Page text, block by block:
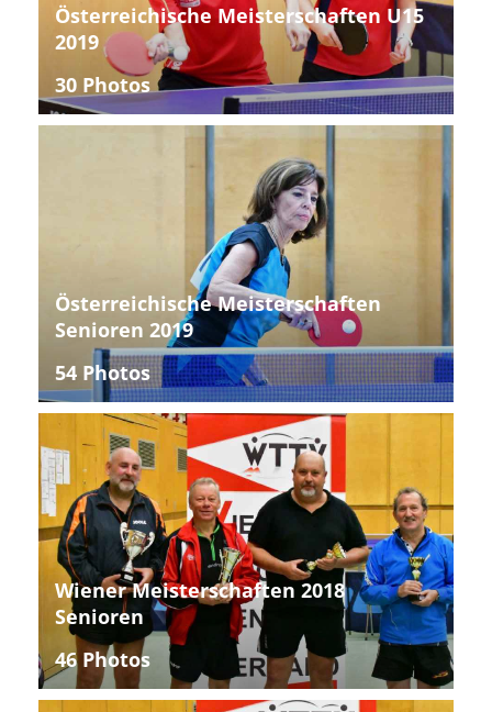
Österreichische Meisterschaften U15
2019
30 Photos
Österreichische Meisterschaften
Senioren 2019
54 Photos
Wiener Meisterschaften 2018
Senioren
46 Photos